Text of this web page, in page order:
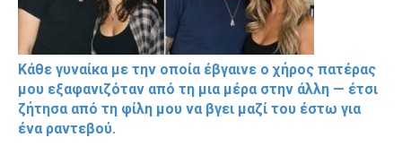
Κάθε γυναίκα με την οποία έβγαινε ο χήρος πατέρας
μου εξαφανιζόταν από τη μια μέρα στην άλλη — έτσι
ζήτησα από τη φίλη μου να βγει μαζί του έστω για
ένα ραντεβού.